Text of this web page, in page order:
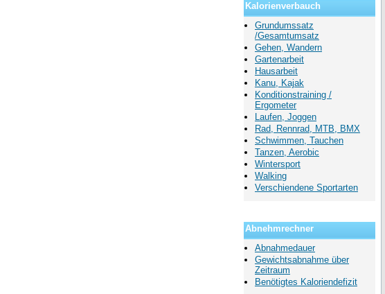
Kalorienverbauch
Grundumssatz
/Gesamtumsatz
Gehen, Wandern
Gartenarbeit
Hausarbeit
Kanu, Kajak
Konditionstraining /
Ergometer
Laufen, Joggen
Rad, Rennrad, MTB, BMX
Schwimmen, Tauchen
Tanzen, Aerobic
Wintersport
Walking
Verschiendene Sportarten
Abnehmrechner
Abnahmedauer
Gewichtsabnahme über
Zeitraum
Benötigtes Kaloriendefizit